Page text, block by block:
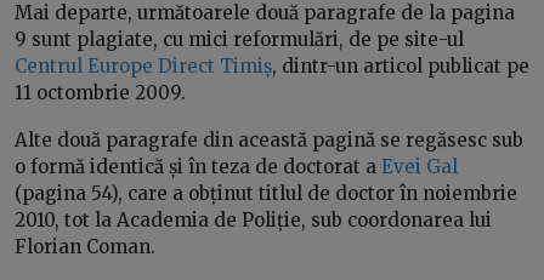
Mai departe, următoarele două paragrafe de la pagina
9 sunt plagiate, cu mici reformulări, de pe site-ul
Centrul Europe Direct Timiș, dintr-un articol publicat pe
11 octombrie 2009.
Alte două paragrafe din această pagină se regăsesc sub
o formă identică și în teza de doctorat a Evei Gal
(pagina 54), care a obținut titlul de doctor în noiembrie
2010, tot la Academia de Poliție, sub coordonarea lui
Florian Coman.